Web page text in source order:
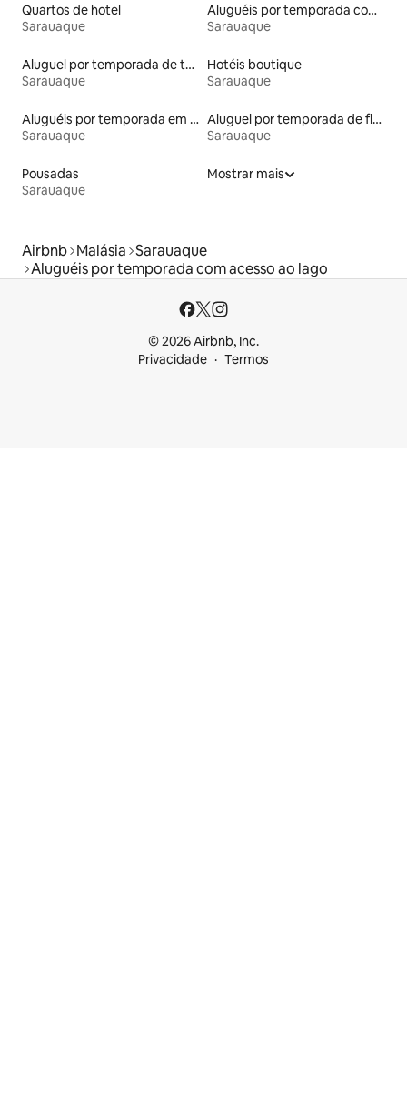
Quartos de hotel
Sarauaque
Aluguéis por temporada com café da manhã
Sarauaque
Aluguel por temporada de townhouses
Sarauaque
Hotéis boutique
Sarauaque
Aluguéis por temporada em albergue
Sarauaque
Aluguel por temporada de flats
Sarauaque
Pousadas
Sarauaque
Mostrar mais
Airbnb Malásia Sarauaque
Aluguéis por temporada com acesso ao lago
© 2026 Airbnb, Inc.
Privacidade
Termos